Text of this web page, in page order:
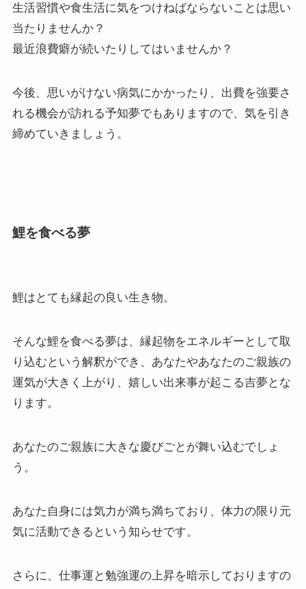
生活習慣や食生活に気をつけねばならないことは思い
当たりませんか？
最近浪費癖が続いたりしてはいませんか？
今後、思いがけない病気にかかったり、出費を強要さ
れる機会が訪れる予知夢でもありますので、気を引き
締めていきましょう。
鯉を食べる夢
鯉はとても縁起の良い生き物。
そんな鯉を食べる夢は、縁起物をエネルギーとして取
り込むという解釈ができ、あなたやあなたのご親族の
運気が大きく上がり、嬉しい出来事が起こる吉夢とな
ります。
あなたのご親族に大きな慶びごとが舞い込むでしょ
う。
あなた自身には気力が満ち満ちており、体力の限り元
気に活動できるという知らせです。
さらに、仕事運と勉強運の上昇を暗示しておりますの